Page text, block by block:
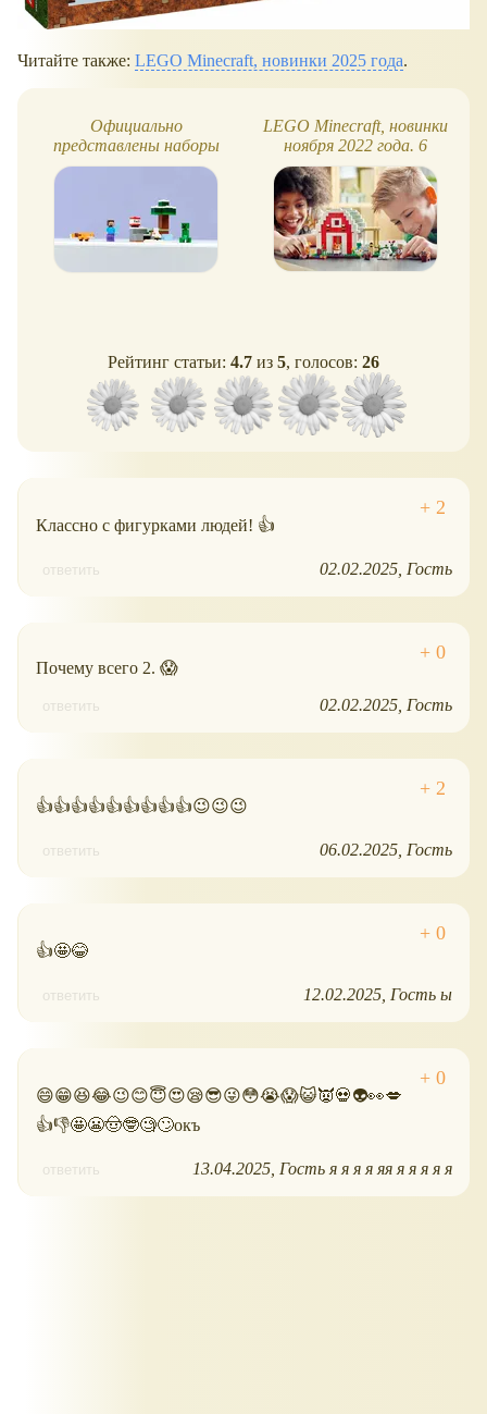
Читайте также: LEGO Minecraft, новинки 2025 года.
Официально
представлены наборы
LEGO Minecraft 2026
LEGO Minecraft, новинки
ноября 2022 года. 6
наборов
Рейтинг статьи: 4.7 из 5, голосов: 26
Классно с фигурками людей! 👍
ответить 02.02.2025 Гость
Почему всего 2. 😱
ответить 02.02.2025 Гость
👍👍👍👍👍👍👍👍👍😉😉😉
ответить 06.02.2025 Гость
👍🤩😂
ответить 12.02.2025 Гость ы
😄😁😆😂😉😊😇😍😪😎😜😳😭😱😺👿💀👽👀💋
👍👎🤩😬🤠🤓🧐🙄окъ
ответить 13.04.2025 Гость я я я я яя я я я я я